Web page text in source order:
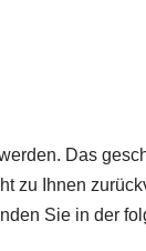
Das
zu Ihnen
Sie in der